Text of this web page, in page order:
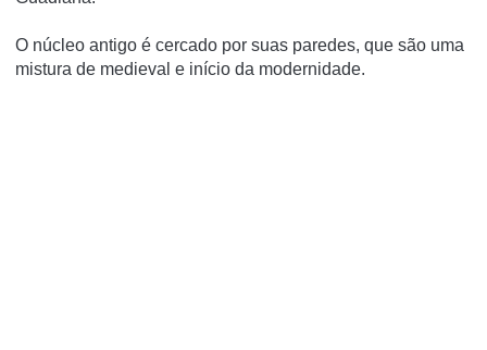
O núcleo antigo é cercado por suas paredes, que são uma
mistura de medieval e início da modernidade.